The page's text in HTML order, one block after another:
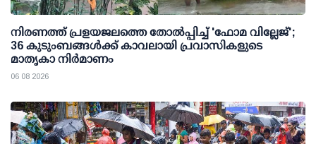
നിരണത്ത് പ്രളയജലത്തെ തോല്‍പ്പിച്ച് 'ഫോമ വില്ലേജ്';
36 കുടുംബങ്ങള്‍ക്ക് കാവലായി പ്രവാസികളുടെ
മാതൃകാ നിര്‍മാണം
06 08 2026